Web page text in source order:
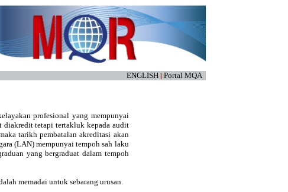
ENGLISH | Portal MQA
profesional yang mempunyai
diakredit tetapi tertakluk kepada audit
tarikh pembatalan akreditasi akan
(LAN) mempunyai tempoh sah laku
yang bergraduat dalam tempoh
memadai untuk sebarang urusan.